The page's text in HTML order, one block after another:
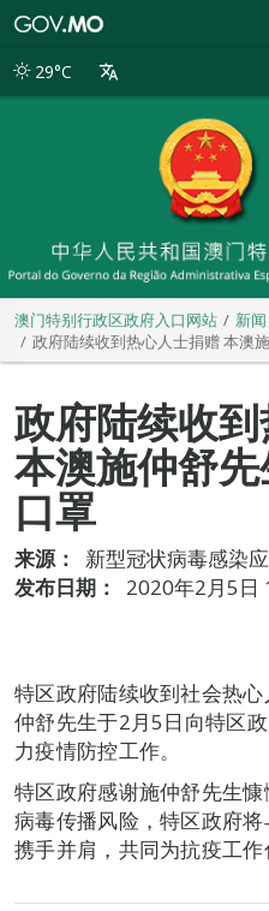
别
29°C
澳门特别行政区政府入口网站
新闻
政府陆续收到热心人士捐赠 本澳
政府陆续收
本澳施仲舒
口罩
来源：
新型冠状病毒感染
发布日期：
2020年2月5日
特区政府陆续收到社会热
仲舒先生于2月5日向特区
力疫情防控工作。
特区政府感谢施仲舒先生
病毒传播风险，特区政府
携手并肩，共同为抗疫工作